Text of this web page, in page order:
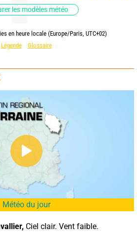
les modèles météo
en heure locale (Europe/Paris, UTC+02)
Légende
Glossaire
Météo du jour
Ciel clair. Vent faible.